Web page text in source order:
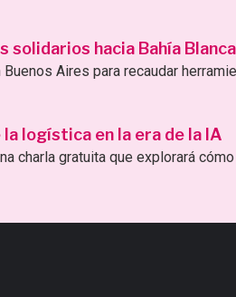
solidarios hacia Bahía Blanca
Aires para recaudar
logística en la era de la IA
charla gratuita que explorará